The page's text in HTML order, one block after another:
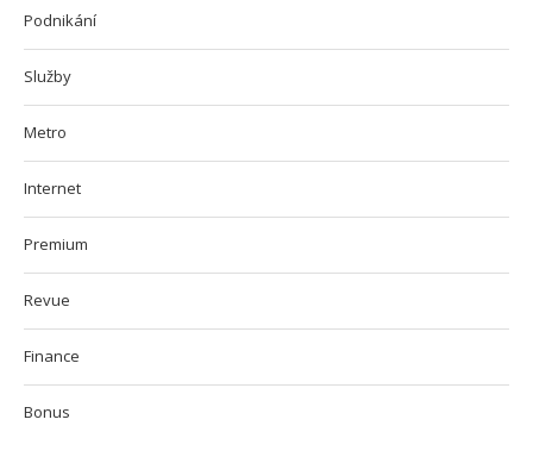
Podnikání
Služby
Metro
Internet
Premium
Revue
Finance
Bonus